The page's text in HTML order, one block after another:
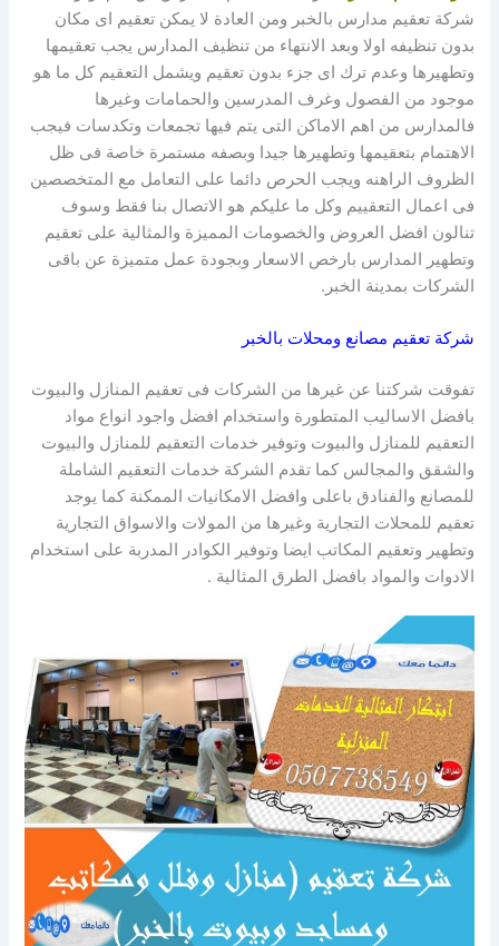
شركة تعقيم مدارس بالخبر ومن العادة لا يمكن تعقيم اى مكان
بدون تنظيفه اولا وبعد الانتهاء من تنظيف المدارس يجب تعقيمها
وتطهيرها وعدم ترك اى جزء بدون تعقيم ويشمل التعقيم كل ما هو
موجود من الفصول وغرف المدرسين والحمامات وغيرها
فالمدارس من اهم الاماكن التى يتم فيها تجمعات وتكدسات فيجب
الاهتمام بتعقيمها وتطهيرها جيدا وبصفه مستمرة خاصة فى ظل
الظروف الراهنه ويجب الحرص دائما على التعامل مع المتخصصين
فى اعمال التعقييم وكل ما عليكم هو الاتصال بنا فقط وسوف
تنالون افضل العروض والخصومات المميزة والمثالية على تعقيم
وتطهير المدارس بارخص الاسعار وبجودة عمل متميزة عن باقى
الشركات بمدينة الخبر.
شركة تعقيم مصانع ومحلات بالخبر
تفوقت شركتنا عن غيرها من الشركات فى تعقيم المنازل والبيوت
بافضل الاساليب المتطورة واستخدام افضل واجود انواع مواد
التعقيم للمنازل والبيوت وتوفير خدمات التعقيم للمنازل والبيوت
والشقق والمجالس كما تقدم الشركة خدمات التعقيم الشاملة
للمصانع والفنادق باعلى وافضل الامكانيات الممكنة كما يوجد
تعقيم للمحلات التجارية وغيرها من المولات والاسواق التجارية
وتطهير وتعقيم المكاتب ايضا وتوفير الكوادر المدربة على استخدام
الادوات والمواد بافضل الطرق المثالية .